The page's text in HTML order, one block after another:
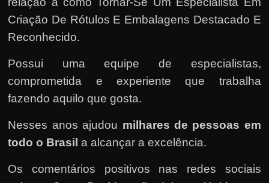
Criação De Rótulos E Embalagens Destacado E
Reconhecido.
Possui uma equipe de especialistas,
comprometida e experiente que trabalha
fazendo aquilo que gosta.
Nesses anos ajudou milhares de pessoas em
todo o Brasil a alcançar a excelência.
Os comentários positivos nas redes sociais